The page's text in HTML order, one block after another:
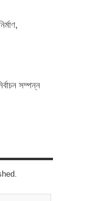
সম্পন্ন